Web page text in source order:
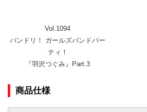
Vol.1094
バンドリ！ ガールズバンドパー
ティ！
『羽沢つぐみ』Part.3
商品仕様